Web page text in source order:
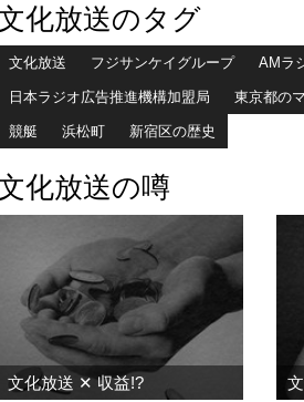
化放送のタグ
文化放送 フジサンケイグループ AMラ
日本ラジオ広告推進機構加盟局 東京都の
競艇 浜松町 新宿区の歴史
化放送の噂
文化放送 ✕ 収益!?